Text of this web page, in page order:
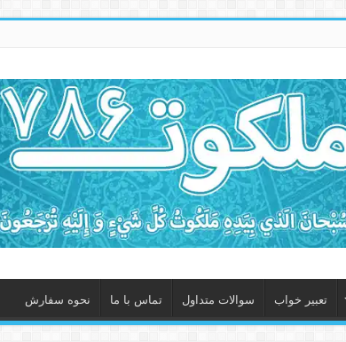
تعبیر خواب سوالات متداول تماس با ما نحوه سفارش